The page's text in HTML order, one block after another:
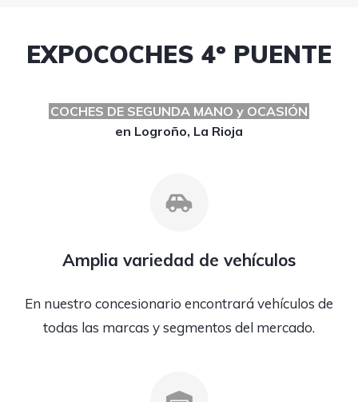
EXPOCOCHES 4º PUENTE
COCHES DE SEGUNDA MANO y OCASIÓN
en Logroño, La Rioja
Amplia variedad de vehículos
En nuestro concesionario encontrará vehículos de
todas las marcas y segmentos del mercado.